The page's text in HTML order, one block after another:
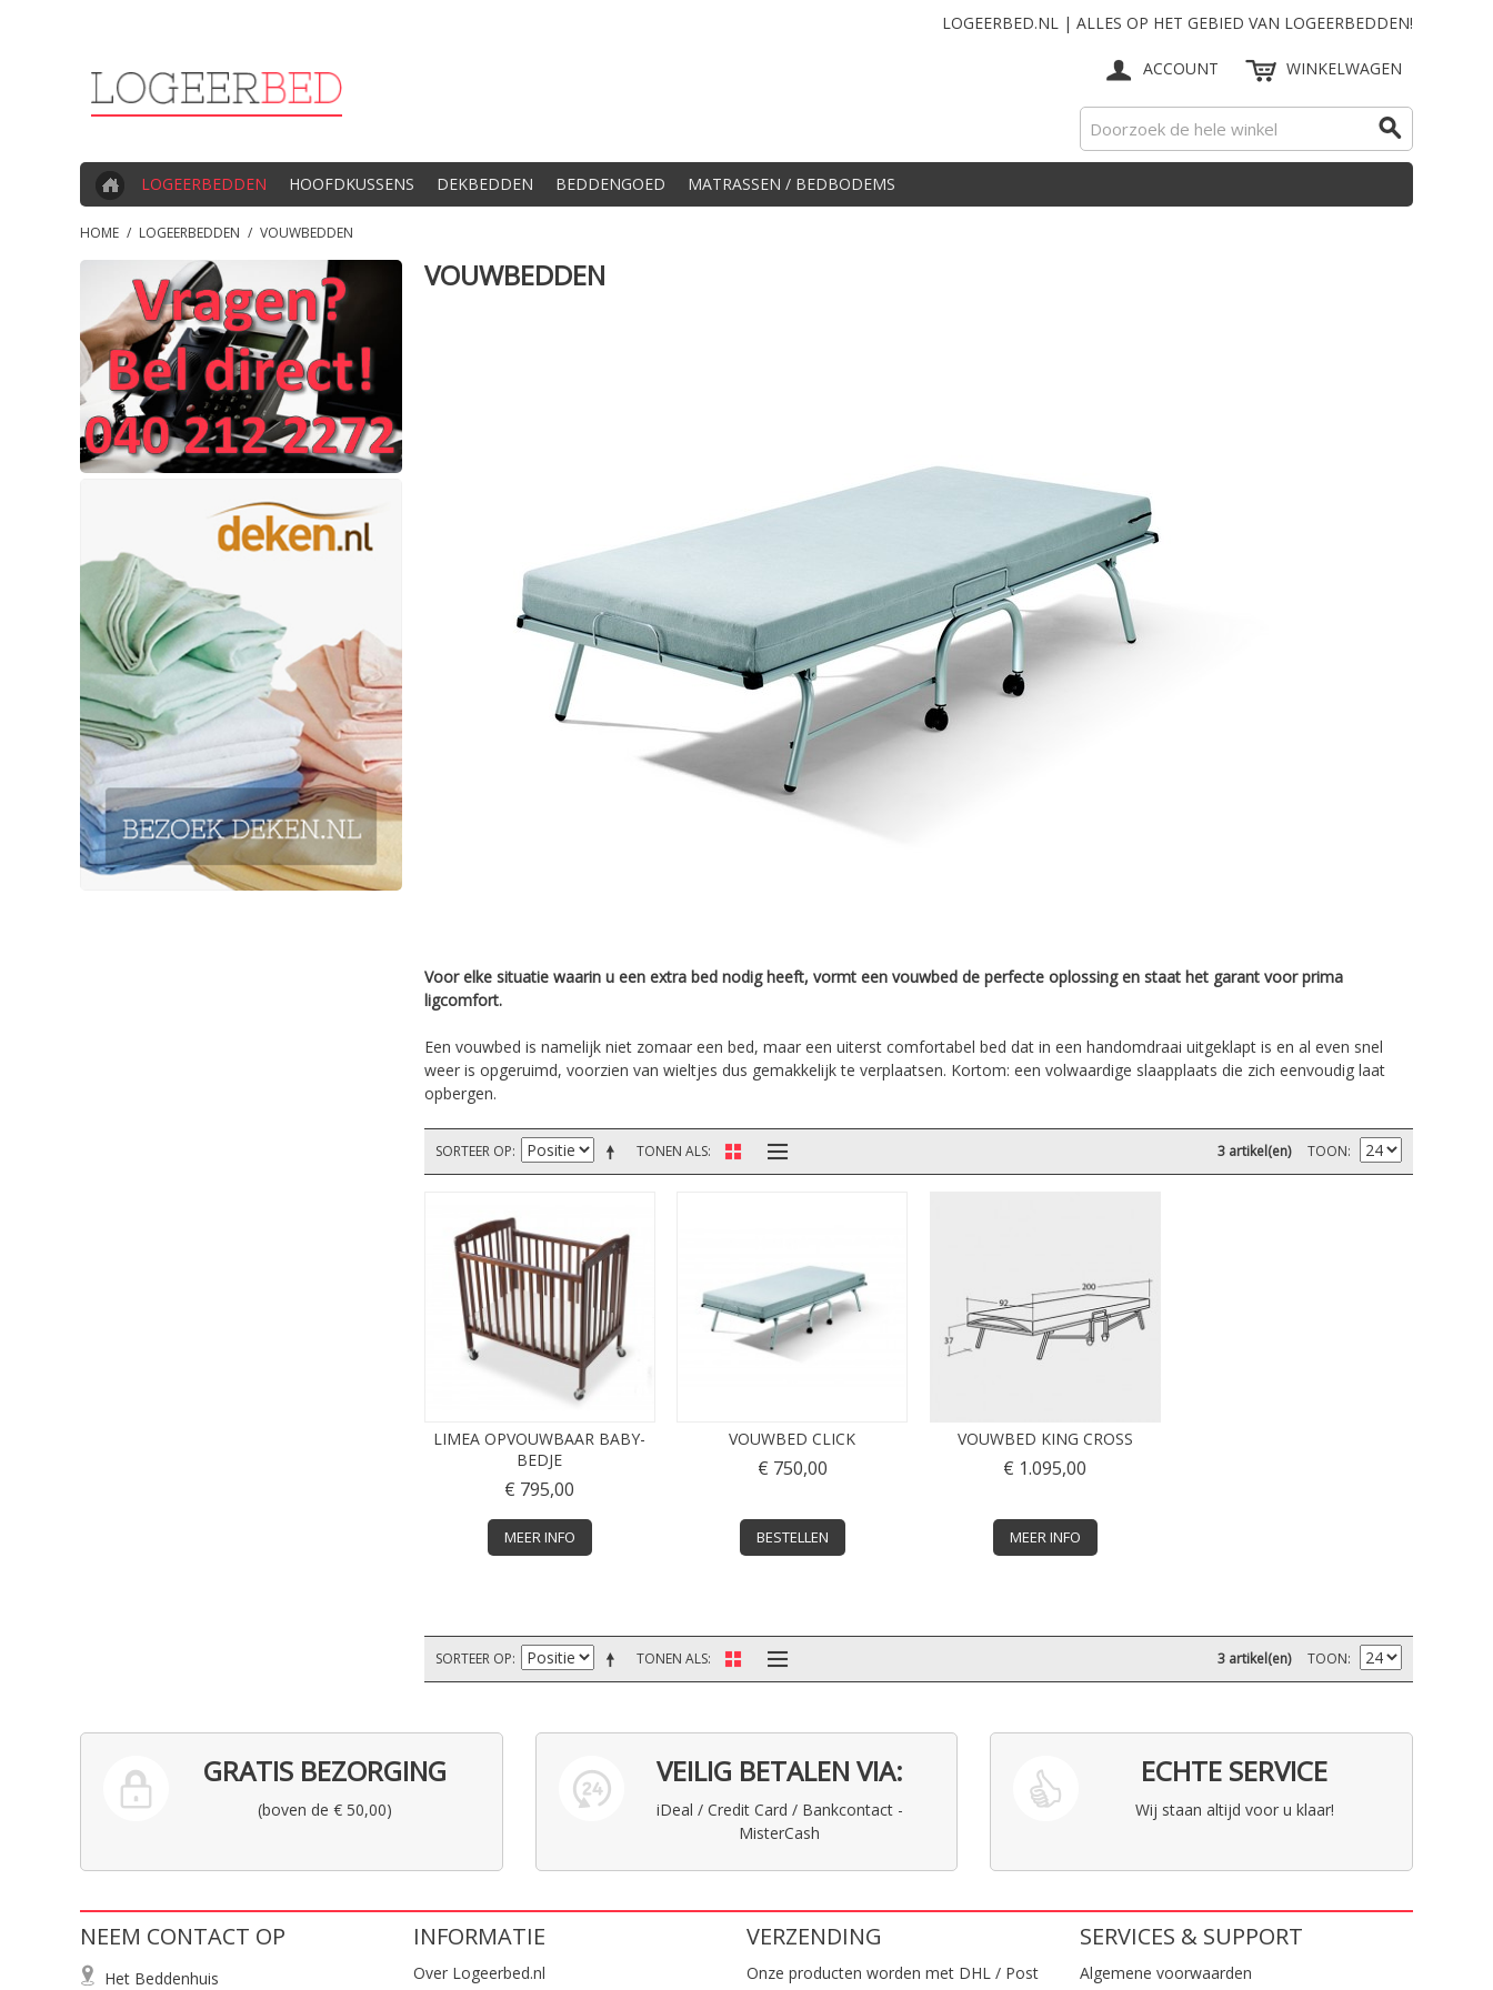
LOGEERBED.NL | ALLES OP HET GEBIED VAN LOGEERBEDDEN!
ACCOUNT WINKELWAGEN
LOGEERBEDDEN HOOFDKUSSENS DEKBEDDEN BEDDENGOED MATRASSEN / BEDBODEMS
HOME / LOGEERBEDDEN / VOUWBEDDEN
VOUWBEDDEN
Voor elke situatie waarin u een extra bed nodig heeft, vormt een vouwbed de perfecte oplossing en staat het garant voor prima
ligcomfort.
Een vouwbed is namelijk niet zomaar een bed, maar een uiterst comfortabel bed dat in een handomdraai uitgeklapt is en al even snel
weer is opgeruimd, voorzien van wieltjes dus gemakkelijk te verplaatsen. Kortom: een volwaardige slaapplaats die zich eenvoudig laat
opbergen.
TONEN ALS
SORTEER OP 3 artikel(en) TOON
LIMEA OPVOUWBAAR BABY-
BEDJE
€ 795,00
MEER INFO
VOUWBED CLICK
€ 750,00
BESTELLEN
VOUWBED KING CROSS
€ 1.095,00
MEER INFO
TONEN ALS
SORTEER OP 3 artikel(en) TOON
GRATIS BEZORGING
(boven de € 50,00)
VEILIG BETALEN VIA:
iDeal / Credit Card / Bankcontact -
MisterCash
ECHTE SERVICE
Wij staan altijd voor u klaar!
NEEM CONTACT OP
Het Beddenhuis
INFORMATIE
Over Logeerbed.nl
VERZENDING
Onze producten worden met DHL / Post
SERVICES & SUPPORT
Algemene voorwaarden